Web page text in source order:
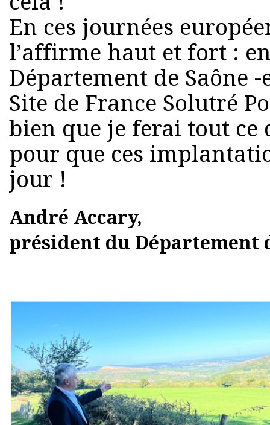
En ces journées
l’affirme haut et fort :
Département de Saône
Site de France Solutré
bien que je ferai tout
pour que ces
jour !
André Accary,
président du Département